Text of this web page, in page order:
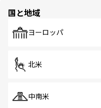
で、ホーカーズ
国と地域
ヨーロッパ
北米
中南米